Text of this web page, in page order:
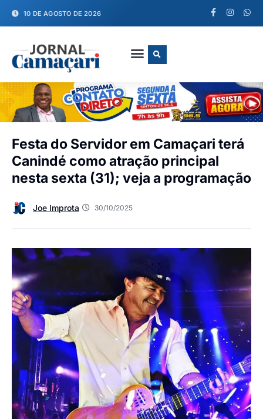
10 DE AGOSTO DE 2026
Festa do Servidor em Camaçari terá
Canindé como atração principal
nesta sexta (31); veja a programação
Joe Improta 30/10/2025